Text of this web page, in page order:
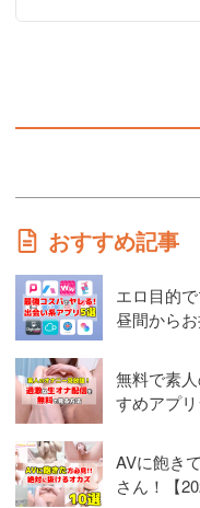
おすすめ記事
エロ目的
昼間から
無料で素
すめアプ
AVに飽き
さん！【